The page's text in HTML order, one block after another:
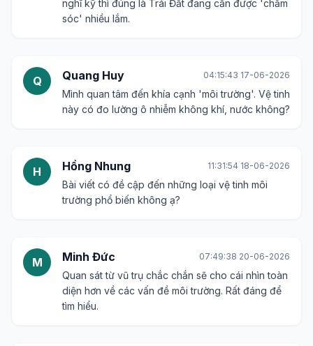
nghĩ kỹ thì đúng là Trái Đất đang cần được 'chăm
sóc' nhiều lắm.
Q Quang Huy 04:15:43 17-06-2026
Mình quan tâm đến khía cạnh 'môi trường'. Vệ tinh
này có đo lường ô nhiễm không khí, nước không?
H Hồng Nhung 11:31:54 18-06-2026
Bài viết có đề cập đến những loại vệ tinh môi
trường phổ biến không ạ?
M Minh Đức 07:49:38 20-06-2026
Quan sát từ vũ trụ chắc chắn sẽ cho cái nhìn toàn
diện hơn về các vấn đề môi trường. Rất đáng để
tìm hiểu.